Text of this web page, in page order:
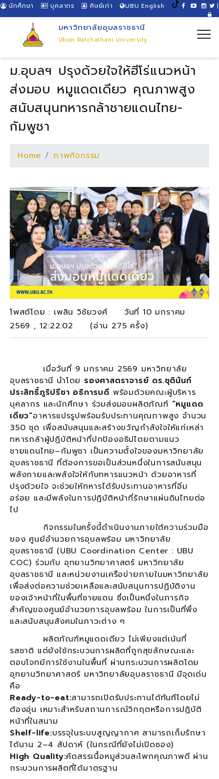
นักศึกษา บุคลากร ศิษย์เก่า UBU English |
มหาวิทยาลัยอุบลราชธานี
Ubon Ratchathani University
ม.อุบลฯ ปรุงด้วยใจให้ฮีโร่แนวหน้า
ส่งมอบ หมูแดดเดียว คุณภาพสูง
สนับสนุนทหารกล้าชายแดนไทย-
กัมพูชา
Home ภาพกิจกรรม
โพสต์โดย : เพลิน วิชัยวงศ์ วันที่ 10 มกราคม
2569 , 12:22:02 (อ่าน 275 ครั้ง)
เมื่อวันที่ 9 มกราคม 2569 มหาวิทยาลัย
อุบลราชธานี นำโดย รองศาสตราจารย์ ดร.ชุตินันท์
ประสิทธิ์ภูริปรีชา อธิการบดี พร้อมด้วยคณะผู้บริหาร
บุคลากร และนักศึกษา ร่วมส่งมอบผลิตภัณฑ์ “หมูแดด
เดียว”อาหารแปรรูปพร้อมรับประทานคุณภาพสูง จำนวน
350 ชุด เพื่อสนับสนุนและสร้างขวัญกำลังใจให้แก่เหล่า
ทหารกล้าผู้ปฏิบัติหน้าที่ปกป้องอธิปไตยตามแนว
ชายแดนไทย–กัมพูชา เป็นความตั้งใจของมหาวิทยาลัย
อุบลราชธานี ที่ต้องการขอเป็นส่วนหนึ่งในการสนับสนุน
พลังกายและพลังใจให้กับทหารแนวหน้า ด้วยอาหารที่
ปรุงด้วยใจ จะช่วยให้ทหารได้รับประทานอาหารที่อิ่ม
อร่อย และมีพลังในการปฏิบัติหน้าที่รักษาแผ่นดินไทยต่อ
ไป
กิจกรรมในครั้งนี้ดำเนินงานภายใต้ความร่วมมือ
ของ ศูนย์อำนวยการอุบลพร้อม มหาวิทยาลัย
อุบลราชธานี (UBU Coordination Center : UBU
COC) ร่วมกับ อุทยานวิทยาศาสตร์ มหาวิทยาลัย
อุบลราชธานี และหน่วยงานเครือข่ายภายในมหาวิทยาลัย
เพื่อส่งต่อความช่วยเหลือและสนับสนุนการปฏิบัติงาน
ของเจ้าหน้าที่ในพื้นที่ชายแดน ซึ่งเป็นหนึ่งในภารกิจ
สำคัญของศูนย์อำนวยการอุบลพร้อม ในการเป็นที่พึ่ง
และสนับสนุนสังคมในภาวะต่าง ๆ
ผลิตภัณฑ์หมูแดดเดียว ไม่เพียงแต่เน้นที่
รสชาติ แต่ยังใช้กระบวนการผลิตที่ถูกสุขลักษณะและ
ตอบโจทย์การใช้งานในพื้นที่ ผ่านกระบวนการผลิตโดย
อุทยานวิทยาศาสตร์ มหาวิทยาลัยอุบลราชธานี มีจุดเด่น
คือ
Ready-to-eat:สามารถเปิดรับประทานได้ทันทีโดยไม่
ต้องอุ่น เหมาะสำหรับสถานการณ์วิกฤตหรือการปฏิบัติ
หน้าที่ในสนาม
Shelf-life:บรรจุในระบบสูญญากาศ สามารถเก็บรักษา
ได้นาน 2–4 สัปดาห์ (ในกรณีที่ยังไม่เปิดซอง)
High Quality:คัดสรรเนื้อหมูส่วนสะโพกคุณภาพดี ผ่าน
กระบวนการผลิตที่ได้มาตรฐาน